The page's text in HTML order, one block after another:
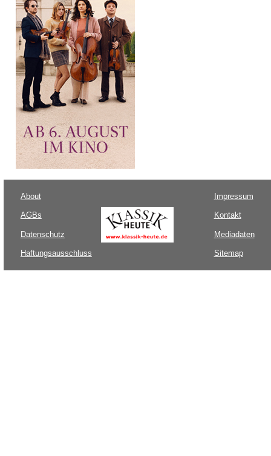
About
AGBs
Datenschutz
Haftungsausschluss
Impressum
Kontakt
Mediadaten
Sitemap